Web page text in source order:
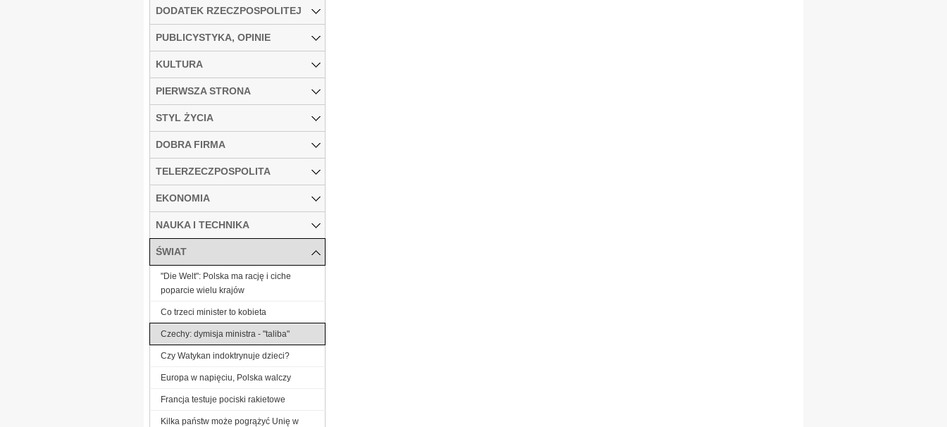
DODATEK RZECZPOSPOLITEJ
PUBLICYSTYKA, OPINIE
KULTURA
PIERWSZA STRONA
STYL ŻYCIA
DOBRA FIRMA
TELERZECZPOSPOLITA
EKONOMIA
NAUKA I TECHNIKA
ŚWIAT
"Die Welt": Polska ma rację i ciche
poparcie wielu krajów
Co trzeci minister to kobieta
Czechy: dymisja ministra - "taliba"
Czy Watykan indoktrynuje dzieci?
Europa w napięciu, Polska walczy
Francja testuje pociski rakietowe
Kilka państw może pogrążyć Unię w